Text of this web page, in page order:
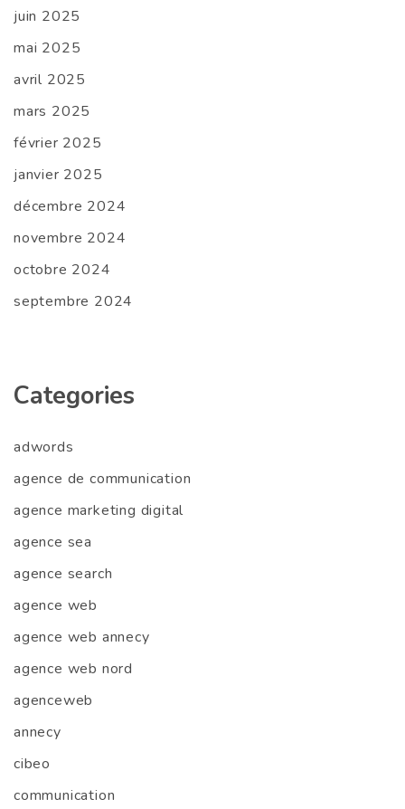
juin 2025
mai 2025
avril 2025
mars 2025
février 2025
janvier 2025
décembre 2024
novembre 2024
octobre 2024
septembre 2024
Categories
adwords
agence de communication
agence marketing digital
agence sea
agence search
agence web
agence web annecy
agence web nord
agenceweb
annecy
cibeo
communication